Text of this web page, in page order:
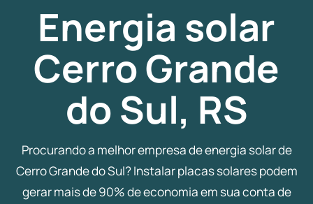
Energia solar
Cerro Grande
do Sul, RS
Procurando a melhor empresa de energia solar de
Cerro Grande do Sul? Instalar placas solares podem
gerar mais de 90% de economia em sua conta de